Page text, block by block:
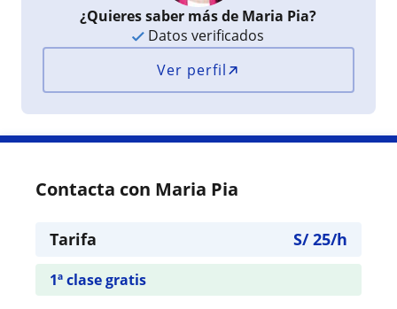
¿Quieres saber más de Maria Pia?
Datos verificados
Ver perfil
Contacta con Maria Pia
Tarifa S/25/h
1ª clase gratis